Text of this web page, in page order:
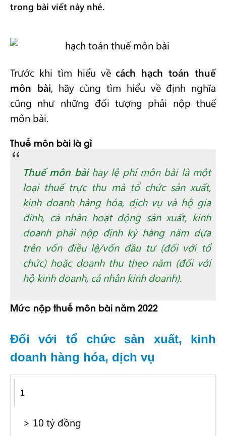
trong bài viết này nhé.
Trước khi tìm hiểu vềcách hạch toán thuế
môn bài, hãy cùng tìm hiểu về định nghĩa
cũng như những đối tượng phải nộp thuế
môn bài.
Thuế môn bài là gì
Thuế môn bàihay lệ phí môn bài là một
loại thuế trực thu mà tổ chức sản xuất,
kinh doanh hàng hóa, dịch vụ và hộ gia
đình, cá nhân hoạt động sản xuất, kinh
doanh phải nộp định kỳ hàng năm dựa
trên vốn điều lệ/vốn đầu tư (đối với tổ
chức) hoặc doanh thu theo năm (đối với
hộ kinh doanh, cá nhân kinh doanh).
Mức nộp thuế môn bài năm 2022
Đối với tổ chức sản xuất, kinh
doanh hàng hóa, dịch vụ
BẬC
LỆ/VỐN
1
> 10 tỷ đồng